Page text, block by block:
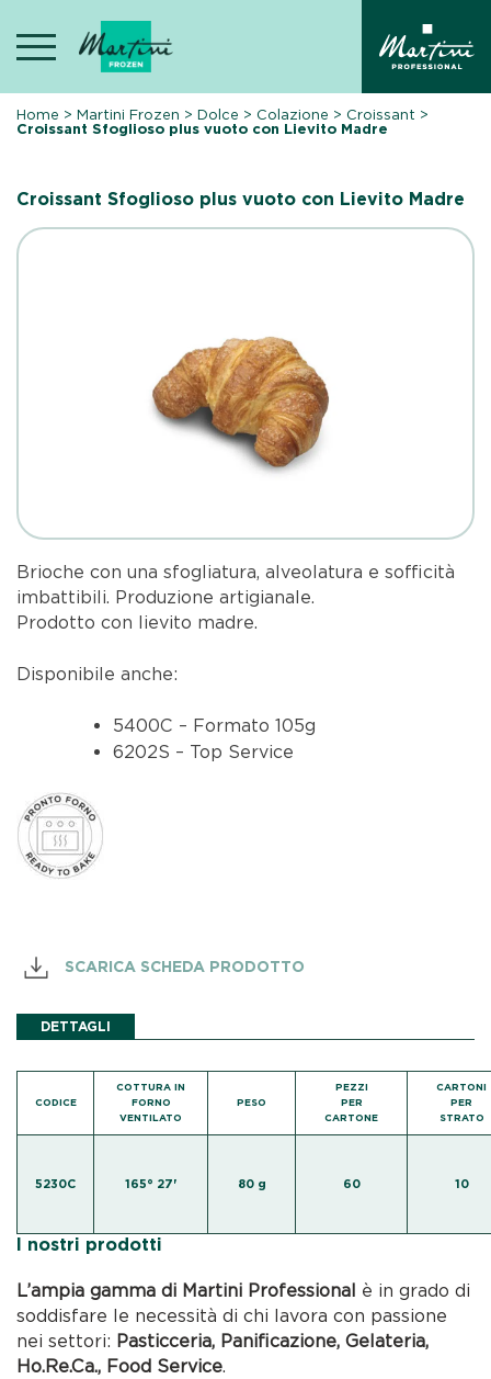
content
Home >Martini Frozen >Dolce > Colazione > Croissant >
Croissant Sfoglioso plus vuoto con Lievito Madre
Croissant Sfoglioso plus vuoto con Lievito Madre
Brioche con una sfogliatura, alveolatura e sofficità
imbattibili. Produzione artigianale.
Prodotto con lievito madre.
Disponibile anche:
5400C – Formato 105g
6202S – Top Service
SCARICA SCHEDA PRODOTTO
DETTAGLI
CODICE
COTTURA IN
FORNO
VENTILATO
5230C 165° 27'
PESO
PEZZI
PER
CARTONE
CARTONI
PER
STRATO
80 g 60 10
I nostri prodotti
L’ampia gamma di Martini Professional è in grado di
soddisfare le necessità di chi lavora con passione
nei settori: Pasticceria, Panificazione, Gelateria,
Ho.Re.Ca., Food Service.